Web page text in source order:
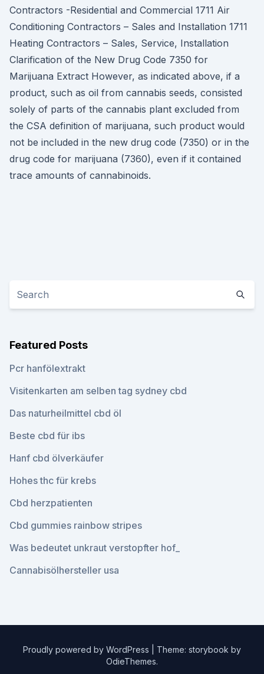
Contractors -Residential and Commercial 1711 Air
Conditioning Contractors – Sales and Installation 1711
Heating Contractors – Sales, Service, Installation
Clarification of the New Drug Code 7350 for
Marijuana Extract However, as indicated above, if a
product, such as oil from cannabis seeds, consisted
solely of parts of the cannabis plant excluded from
the CSA definition of marijuana, such product would
not be included in the new drug code (7350) or in the
drug code for marijuana (7360), even if it contained
trace amounts of cannabinoids.
Featured Posts
Pcr hanfölextrakt
Visitenkarten am selben tag sydney cbd
Das naturheilmittel cbd öl
Beste cbd für ibs
Hanf cbd ölverkäufer
Hohes thc für krebs
Cbd herzpatienten
Cbd gummies rainbow stripes
Was bedeutet unkraut verstopfter hof_
Cannabisölhersteller usa
Proudly powered by WordPress
Theme: storybook by
OdieThemes.